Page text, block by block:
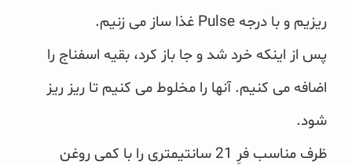
ریزیم و با ‏درجه‎ Pulse ‎غذا ساز می زنیم. ‎
پس از اینکه خرد شد و جا باز کرد، بقیه اسفناج را
اضافه می کنیم. آنها را مخلوط می کنیم تا ریز ریز
شود.‏
‎ظرف مناسب فرِ 21 سانتیمتری را با کمی روغن